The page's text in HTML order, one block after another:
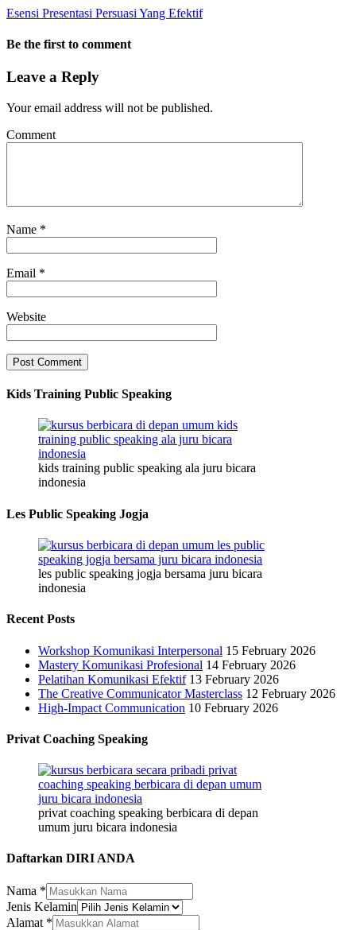
Esensi Presentasi Persuasi Yang Efektif
Be the first to comment
Leave a Reply
Your email address will not be published.
Comment
Name *
Email *
Website
Kids Training Public Speaking
kids training public speaking ala juru bicara
indonesia
Les Public Speaking Jogja
les public speaking jogja bersama juru bicara
indonesia
Recent Posts
Workshop Komunikasi Interpersonal 15 February 2026
Mastery Komunikasi Profesional 14 February 2026
Pelatihan Komunikasi Efektif 13 February 2026
The Creative Communicator Masterclass 12 February 2026
High-Impact Communication 10 February 2026
Privat Coaching Speaking
privat coaching speaking berbicara di depan
umum juru bicara indonesia
Daftarkan DIRI ANDA
Nama *
Jenis Kelamin
Alamat *